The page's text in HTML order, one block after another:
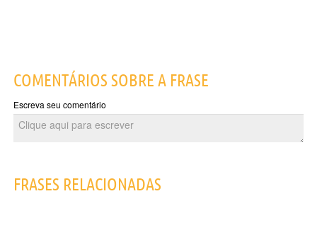
COMENTÁRIOS SOBRE A FRASE
Escreva seu comentário
FRASES RELACIONADAS